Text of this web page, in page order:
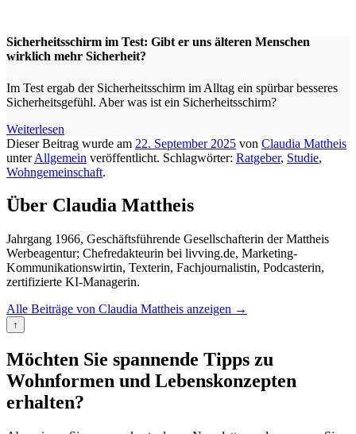
Sicherheitsschirm im Test: Gibt er uns älteren Menschen
wirklich mehr Sicherheit?
Im Test ergab der Sicherheitsschirm im Alltag ein spürbar besseres
Sicherheitsgefühl. Aber was ist ein Sicherheitsschirm?
Weiterlesen
Dieser Beitrag wurde am 22. September 2025 von Claudia Mattheis
unterAllgemein veröffentlicht. Schlagwörter: Ratgeber, Studie,
Wohngemeinschaft.
Über Claudia Mattheis
Jahrgang 1966, Geschäftsführende Gesellschafterin der Mattheis
Werbeagentur; Chefredakteurin bei livving.de, Marketing-
Kommunikationswirtin, Texterin, Fachjournalistin, Podcasterin,
zertifizierte KI-Managerin.
Alle Beiträge von Claudia Mattheis anzeigen →
↑
Möchten Sie spannende Tipps zu
Wohnformen und Lebenskonzepten
erhalten?